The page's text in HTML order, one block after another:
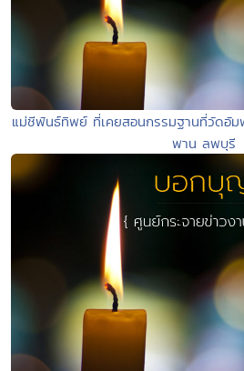
แม่ชีพันธ์ทิพย์ ที่เคยสอนกรรมฐานที่วัดอั
พาน ลพบุรี